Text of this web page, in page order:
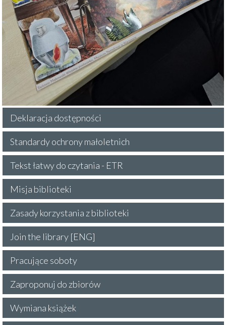
Deklaracja dostępności
Standardy ochrony małoletnich
Tekst łatwy do czytania - ETR
Misja biblioteki
Zasady korzystania z biblioteki
Join the library [ENG]
Pracujące soboty
Zaproponuj do zbiorów
Wymiana książek